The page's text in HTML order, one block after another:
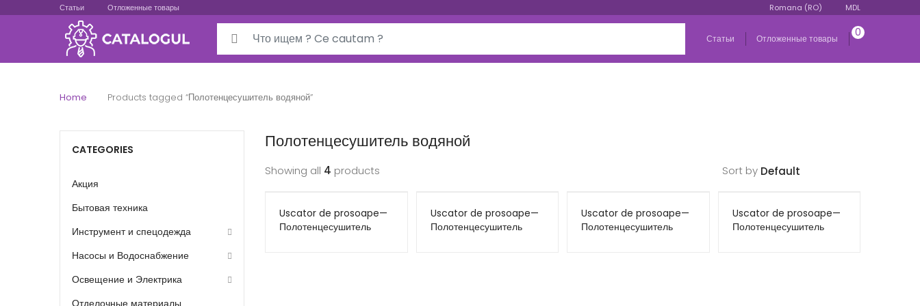
Статьи Отложенные товары Romana (RO) MDL
Search for:
Статьи Отложенные товары 0
Home Products tagged “Полотенцесушитель водяной”
Полотенцесушитель водяной
Showing all 4 products Sort by
Uscator de prosoape—
Полотенцесушитель
Uscator de prosoape—
Полотенцесушитель
Uscator de prosoape—
Полотенцесушитель
Uscator de prosoape—
Полотенцесушитель
CATEGORIES
Акция
Бытовая техника
Инструмент и спецодежда
Насосы и Водоснабжение
Освещение и Электрика
Отделочные материалы